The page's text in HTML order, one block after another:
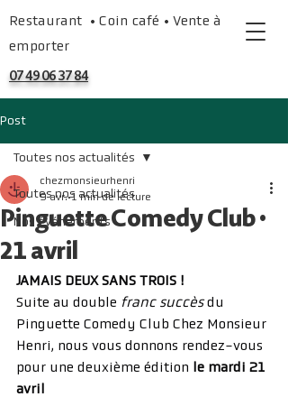
Restaurant • Coin café • Vente à
emporter
07 49 06 37 84
Post
Toutes nos actualités
Nos événements
Toutes nos actualités
Pinguette Comedy Club •
21 avril
chezmonsieurhenri
9 avr. 1 min de lecture
JAMAIS DEUX SANS TROIS !
Suite au double franc succès du
Pinguette Comedy Club Chez Monsieur
Henri, nous vous donnons rendez-vous
pour une deuxième édition
le mardi 21
avril